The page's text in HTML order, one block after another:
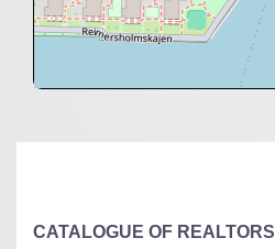
CATALOGUE OF REALTORS